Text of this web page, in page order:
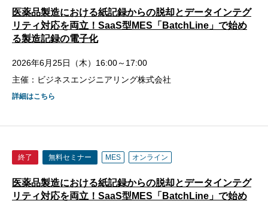
医薬品製造における紙記録からの脱却とデータインテグ
リティ対応を両立！SaaS型MES「BatchLine」で始め
る製造記録の電子化
2026年6月25日（木）16:00～17:00
主催：ビジネスエンジニアリング株式会社
詳細はこちら
終了 無料セミナー MES オンライン
医薬品製造における紙記録からの脱却とデータインテグ
リティ対応を両立！SaaS型MES「BatchLine」で始め